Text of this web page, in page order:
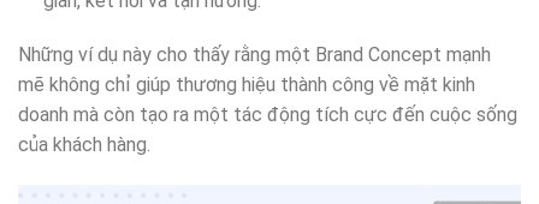
Những ví dụ này cho thấy rằng một Brand Concept mạnh
mẽ không chỉ giúp thương hiệu thành công về mặt kinh
doanh mà còn tạo ra một tác động tích cực đến cuộc sống
của khách hàng.